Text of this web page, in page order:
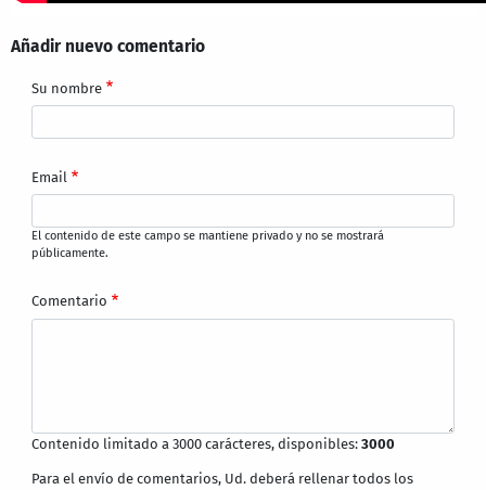
Añadir nuevo comentario
Su nombre
Email
El contenido de este campo se mantiene privado y no se mostrará
públicamente.
Comentario
Contenido limitado a 3000 carácteres, disponibles:3000
Para el envío de comentarios, Ud. deberá rellenar todos los